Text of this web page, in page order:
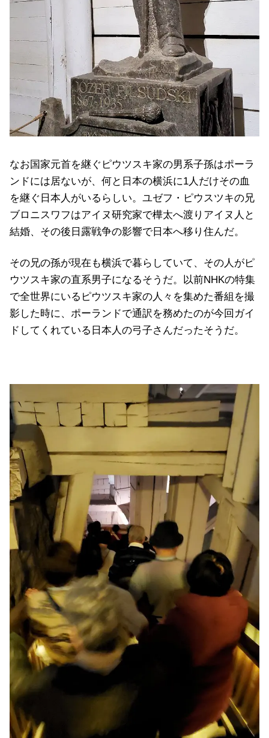
なお国家元首を継ぐピウツスキ家の男系子孫はポーラ
ンドには居ないが、何と日本の横浜に1人だけその血
を継ぐ日本人がいるらしい。ユゼフ・ピウスツキの兄
ブロニスワフはアイヌ研究家で樺太へ渡りアイヌ人と
結婚、その後日露戦争の影響で日本へ移り住んだ。
その兄の孫が現在も横浜で暮らしていて、その人がピ
ウツスキ家の直系男子になるそうだ。以前NHKの特集
で全世界にいるピウツスキ家の人々を集めた番組を撮
影した時に、ポーランドで通訳を務めたのが今回ガイ
ドしてくれている日本人の弓子さんだったそうだ。